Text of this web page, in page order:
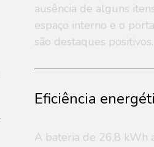
ausência de alguns
espaço interno e o
são destaques positivos.
Eficiência
A bateria de 26,8 kWh